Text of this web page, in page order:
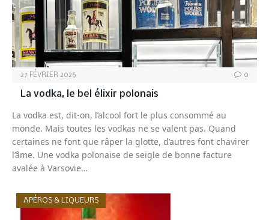
27 FÉVRIER 2026 0
La vodka, le bel élixir polonais
La vodka est, dit-on, l’alcool fort le plus consommé au
monde. Mais toutes les vodkas ne se valent pas. Quand
certaines ne font que râper la glotte, d’autres font chavirer
l’âme. Une vodka polonaise de seigle de bonne facture
avalée à Varsovie…
APÉROS & LIQUEURS